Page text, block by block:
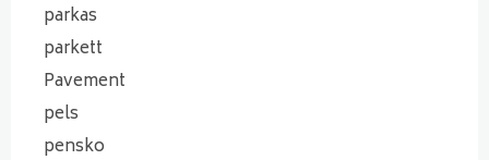
parkas
parkett
Pavement
pels
pensko